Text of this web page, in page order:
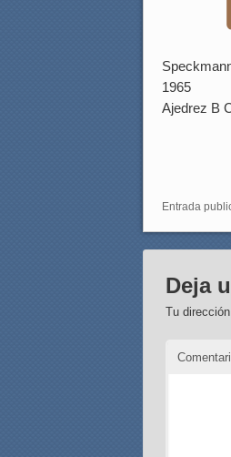
1965
Ajedrez B
Entrada
Deja
Tu